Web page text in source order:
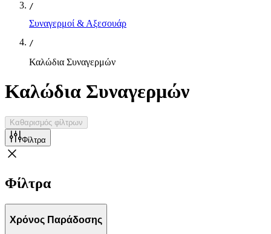
/
Συναγερμοί & Αξεσουάρ
/
Καλώδια Συναγερμών
Καλώδια Συναγερμών
Καθαρισμός φίλτρων
Φίλτρα
Φίλτρα
Χρόνος Παράδοσης